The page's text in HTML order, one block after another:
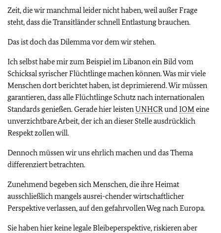
Zeit, die wir manchmal leider nicht haben, weil außer Frage
steht, dass die Transitländer schnell Entlastung brauchen.
Das ist doch das Dilemma vor dem wir stehen.
Ich selbst habe mir zum Beispiel im Libanon ein Bild vom
Schicksal syrischer Flüchtlinge machen können. Was mir viele
Menschen dort berichtet haben, ist deprimierend. Wir müssen
garantieren, dass alle Flüchtlinge Schutz nach internationalen
Standards genießen. Gerade hier leistenUNHCRundIOMeine
unverzichtbare Arbeit, der ich an dieser Stelle ausdrücklich
Respekt zollen will.
Dennoch müssen wir uns ehrlich machen und das Thema
differenziert betrachten.
Zunehmend begeben sich Menschen, die ihre Heimat
ausschließlich mangels ausrei-chender wirtschaftlicher
Perspektive verlassen, auf den gefahrvollen Weg nach Europa.
Sie haben hier keine legale Bleibeperspektive, riskieren aber